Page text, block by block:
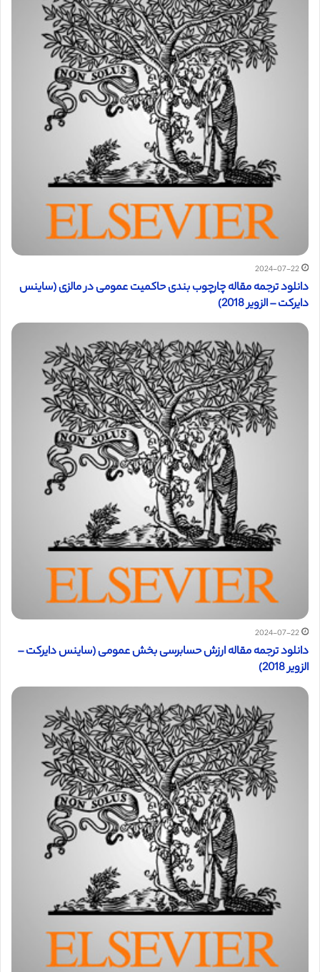
2024-07-22
دانلود ترجمه مقاله چارچوب بندی حاکمیت عمومی در مالزی (ساینس
دایرکت – الزویر 2018)
2024-07-22
دانلود ترجمه مقاله ارزش حسابرسی بخش عمومی (ساینس دایرکت –
الزویر 2018)